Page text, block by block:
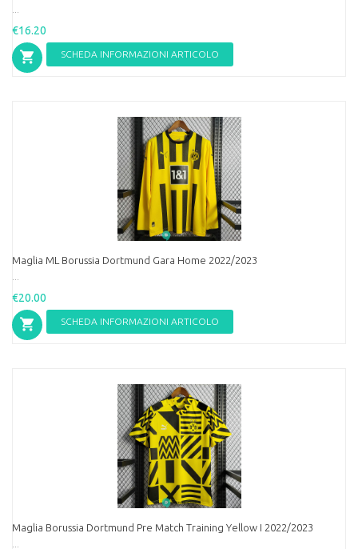
€16.20
SCHEDA INFORMAZIONI ARTICOLO
Maglia ML Borussia Dortmund Gara Home 2022/2023
€20.00
SCHEDA INFORMAZIONI ARTICOLO
Maglia Borussia Dortmund Pre Match Training Yellow I 2022/2023